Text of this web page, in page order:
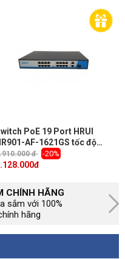
PoE 19 Port HRUI
AF-1621GS tốc độ
100M, 2 Uplink, 1 SFP,
suất tổng 300W, Led
đ -20%
đ
CHÍNH HÃNG
sắm với 100%
hãng